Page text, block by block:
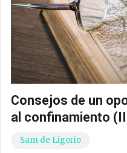
Consejos de un
al confinamiento
Sam de Ligorio